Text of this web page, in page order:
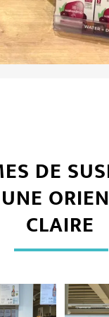
DE
CLAIRE